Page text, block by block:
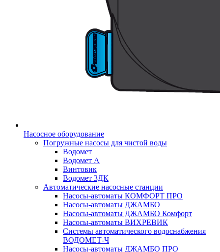
Насосное оборудование
Погружные насосы для чистой воды
Водомет
Водомет А
Винтовик
Водомет 3ДК
Автоматические насосные станции
Насосы-автоматы КОМФОРТ ПРО
Насосы-автоматы ДЖАМБО
Насосы-автоматы ДЖАМБО Комфорт
Насосы-автоматы ВИХРЕВИК
Системы автоматического водоснабжения
ВОДОМЕТ-Ч
Насосы-автоматы ДЖАМБО ПРО